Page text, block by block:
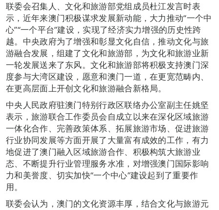
联委会召集人、文化和旅游部党组成员杜江发言时表
示，近年来澳门积极谋求发展新动能，大力推动“一个中
心”“一个平台”建设，实现了经济实力增强的历史性跨
越。中央政府为了增强和彰显文化自信，推动文化与旅
游融合发展，组建了文化和旅游部，为文化和旅游业新
一轮发展送来了东风。文化和旅游部将积极支持澳门深
度参与大湾区建设，愿意和澳门一道，在更宽范畴内、
在更高层面上开创文化和旅游融合新格局。
中央人民政府驻澳门特别行政区联络办公室副主任姚坚
表示，旅游联合工作委员会自成立以来在深化区域旅游
一体化合作、完善政策体系、拓展旅游市场、促进旅游
行业协同发展等方面开展了大量富有成效的工作，有力
地促进了澳门融入区域旅游合作、积极构筑大旅游业
态、不断提升行业管理服务水准，对增强澳门国际影响
力和美誉度、切实加快“一个中心”建设起到了重要作
用。
联委会认为，澳门的文化资源丰厚，结合文化与旅游元